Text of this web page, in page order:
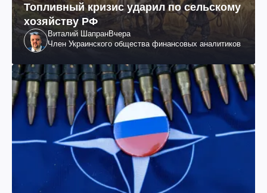
Топливный кризис ударил по сельскому
хозяйству РФ
Виталий ШапранВчера
Член Украинского общества финансовых аналитиков